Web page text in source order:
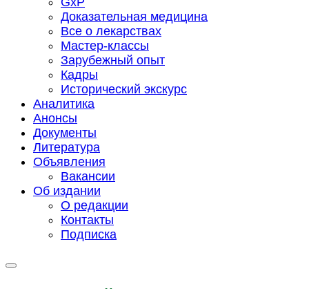
Доказательная медицина
Все о лекарствах
Мастер-классы
Зарубежный опыт
Кадры
Исторический экскурс
Аналитика
Анонсы
Документы
Литература
Объявления
Вакансии
Об издании
О редакции
Контакты
Подписка